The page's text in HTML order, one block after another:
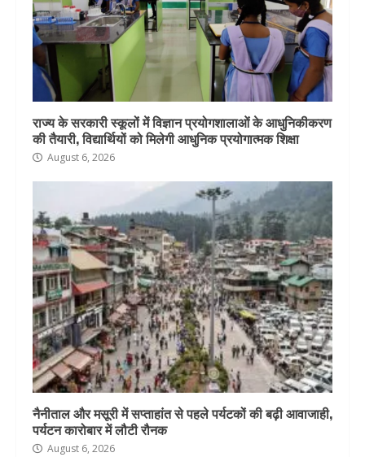
राज्य के सरकारी स्कूलों में विज्ञान प्रयोगशालाओं के आधुनिकीकरण
की तैयारी, विद्यार्थियों को मिलेगी आधुनिक प्रयोगात्मक शिक्षा
August 6, 2026
नैनीताल और मसूरी में सप्ताहांत से पहले पर्यटकों की बढ़ी आवाजाही,
पर्यटन कारोबार में लौटी रौनक
August 6, 2026